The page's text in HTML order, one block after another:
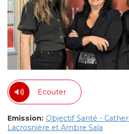
Ecouter
Emission: Objectif Santé -
Lacrosnière et Ambre Sala